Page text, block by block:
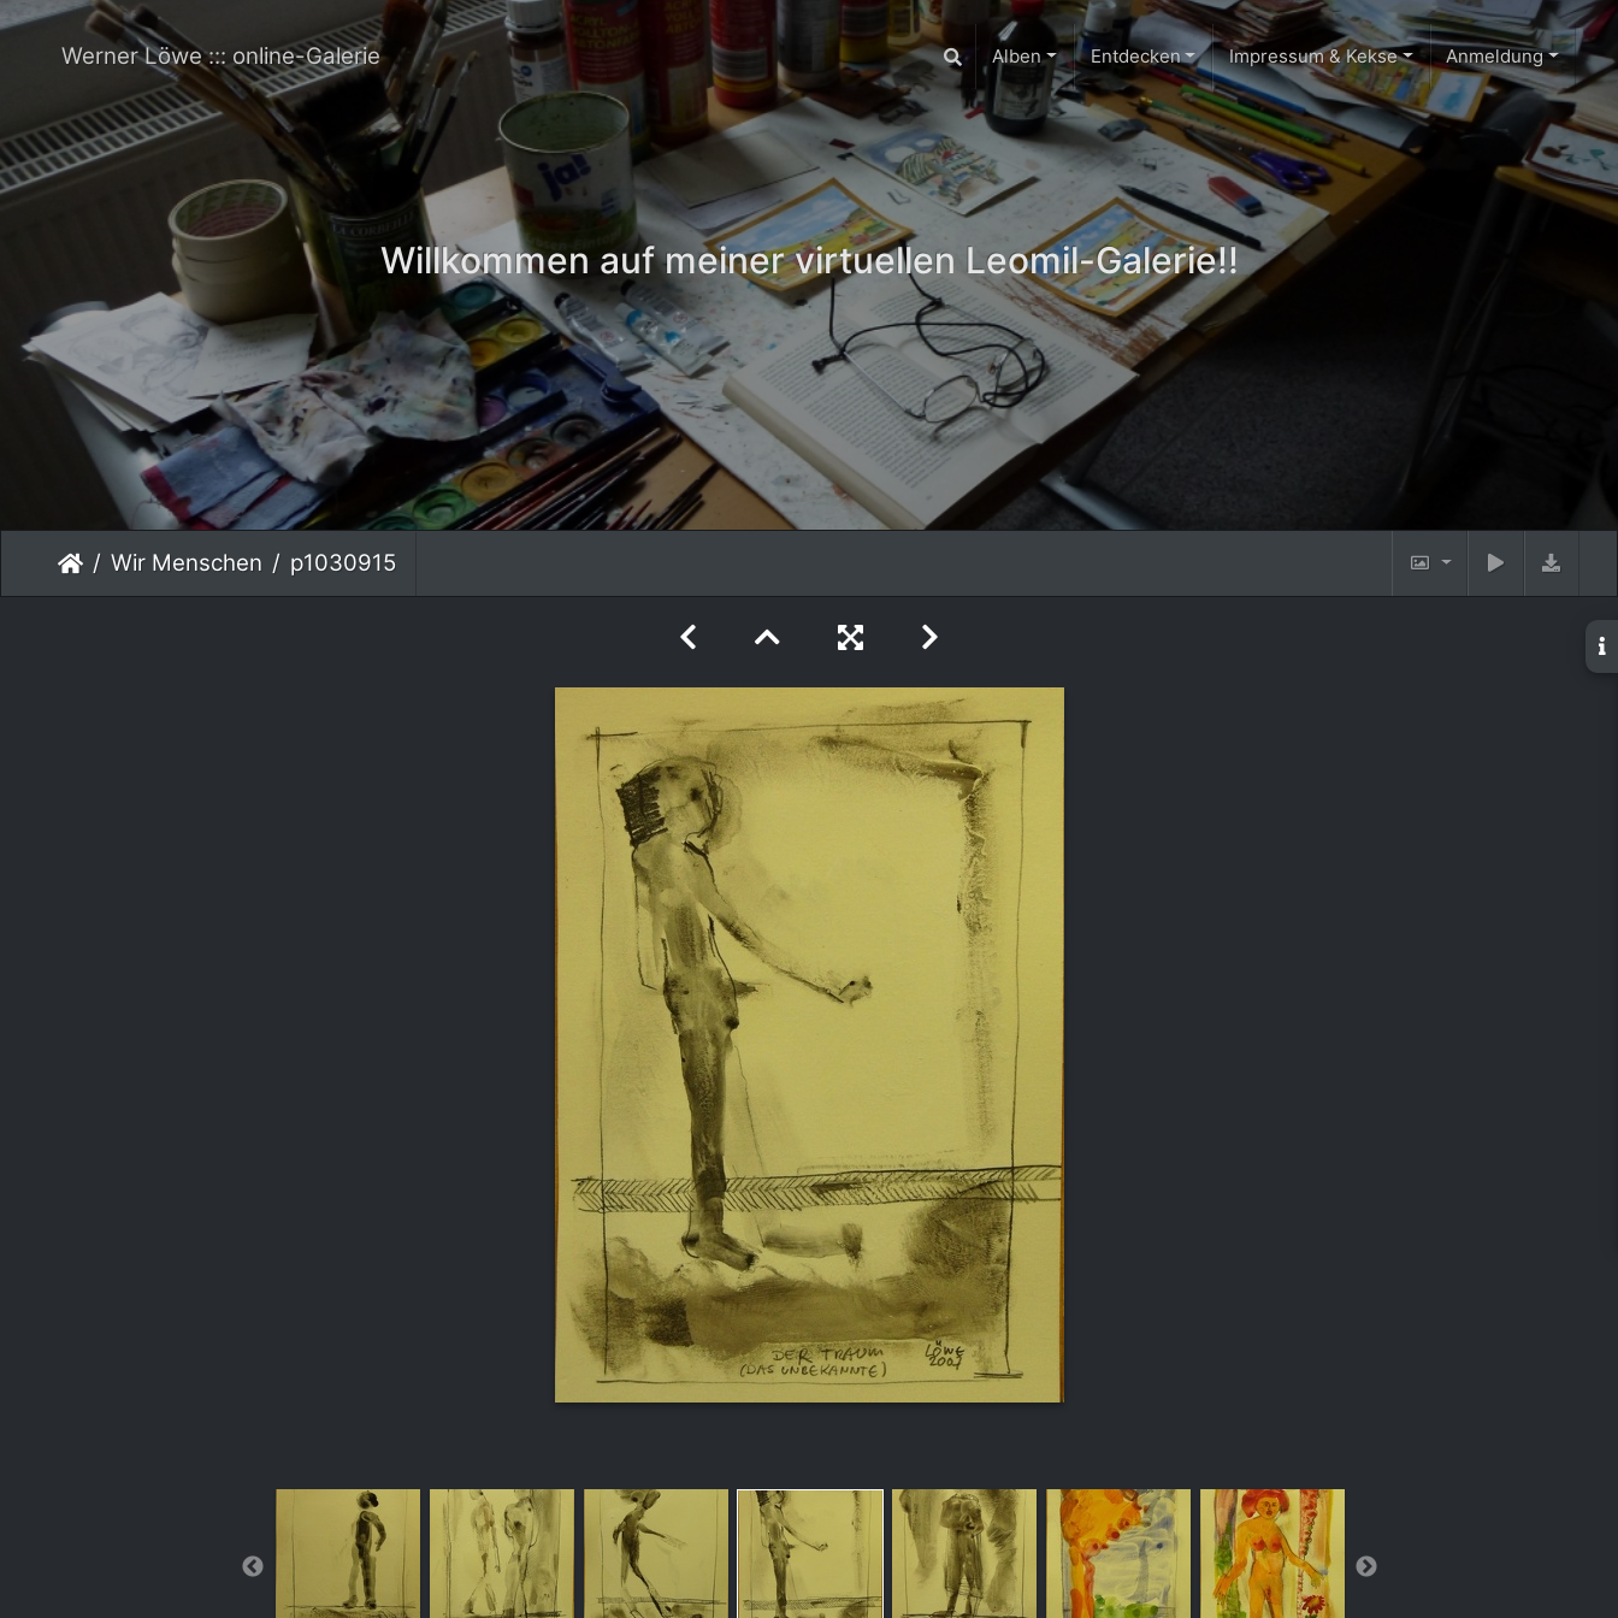
Werner Löwe ::: online-Galerie Alben Entdecken Impressum & Kekse Anmeldung
Willkommen auf meiner virtuellen Leomil-Galerie!!
Wir Menschen p1030915